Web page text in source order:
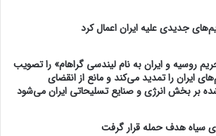
جدیدی علیه ایران اعمال کرد
روسیه و ایران به نام لیندسی گراهام» را تصویب
ایران را تمدید می‌کند و مانع از انقضای
بر بخش انرژی و صنایع تسلیحاتی ایران می‌شود
سیاه هدف حمله قرار گرفت